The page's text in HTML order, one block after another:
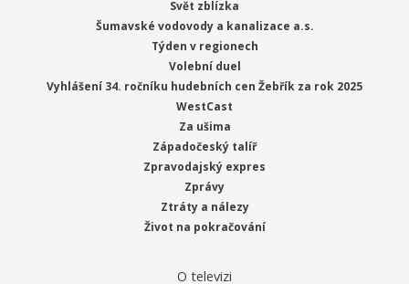
Svět zblízka
Šumavské vodovody a kanalizace a.s.
Týden v regionech
Volební duel
Vyhlášení 34. ročníku hudebních cen Žebřík za rok 2025
WestCast
Za ušima
Západočeský talíř
Zpravodajský expres
Zprávy
Ztráty a nálezy
Život na pokračování
O televizi